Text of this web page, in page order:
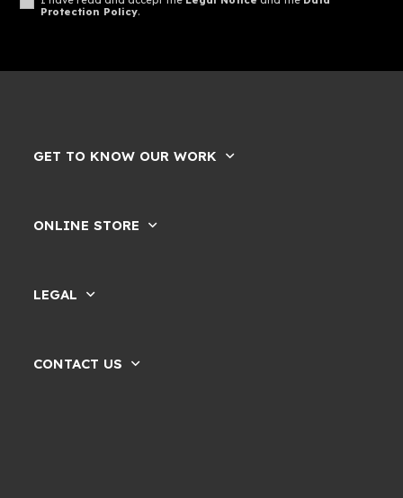
Protection Policy.
GET TO KNOW OUR WORK
ONLINE STORE
LEGAL
CONTACT US